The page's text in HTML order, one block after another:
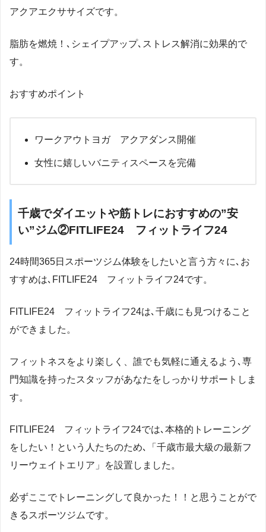
アクアエクササイズです。
脂肪を燃焼！､シェイプアップ､ストレス解消に効果的で
す。
おすすめポイント
ワークアウトヨガ アクアダンス開催
女性に嬉しいバニティスペースを完備
千歳でダイエットや筋トレにおすすめの”安
い”ジム②FITLIFE24 フィットライフ24
24時間365日スポーツジム体験をしたいと言う方々に､お
すすめは､FITLIFE24 フィットライフ24です。
FITLIFE24 フィットライフ24は､千歳にも見つけること
ができました。
フィットネスをより楽しく、誰でも気軽に通えるよう､専
門知識を持ったスタッフがあなたをしっかりサポートしま
す。
FITLIFE24 フィットライフ24では､本格的トレーニング
をしたい！という人たちのため､「千歳市最大級の最新フ
リーウェイトエリア」を設置しました。
必ずここでトレーニングして良かった！！と思うことがで
きるスポーツジムです。